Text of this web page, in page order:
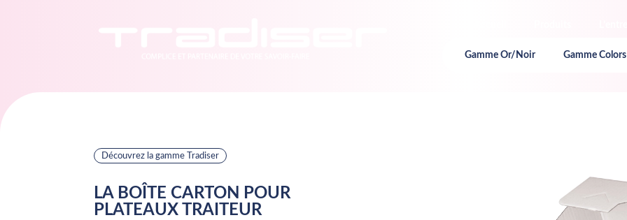
Gamme Or/Noir Gamme Colors
Découvrez la gamme Tradiser
LA BOÎTE CARTON POUR
PLATEAUX TRAITEUR